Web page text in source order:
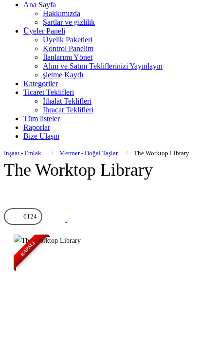
Ana Sayfa
Hakkımızda
Şartlar ve gizlilik
Üyeler Paneli
Üyelik Paketleri
Kontrol Panelim
İlanlarımı Yönet
Alım ve Satım Tekliflerinizi Yayınlayın
şletme Kaydı
Kategoriler
Ticaret Teklifleri
İthalat Teklifleri
İhracat Teklifleri
Tüm listeler
Raporlar
Bize Ulaşın
Inşaat - Emlak Mermer - Doğal Taşlar The Worktop Library
The Worktop Library
6124
KAPALI